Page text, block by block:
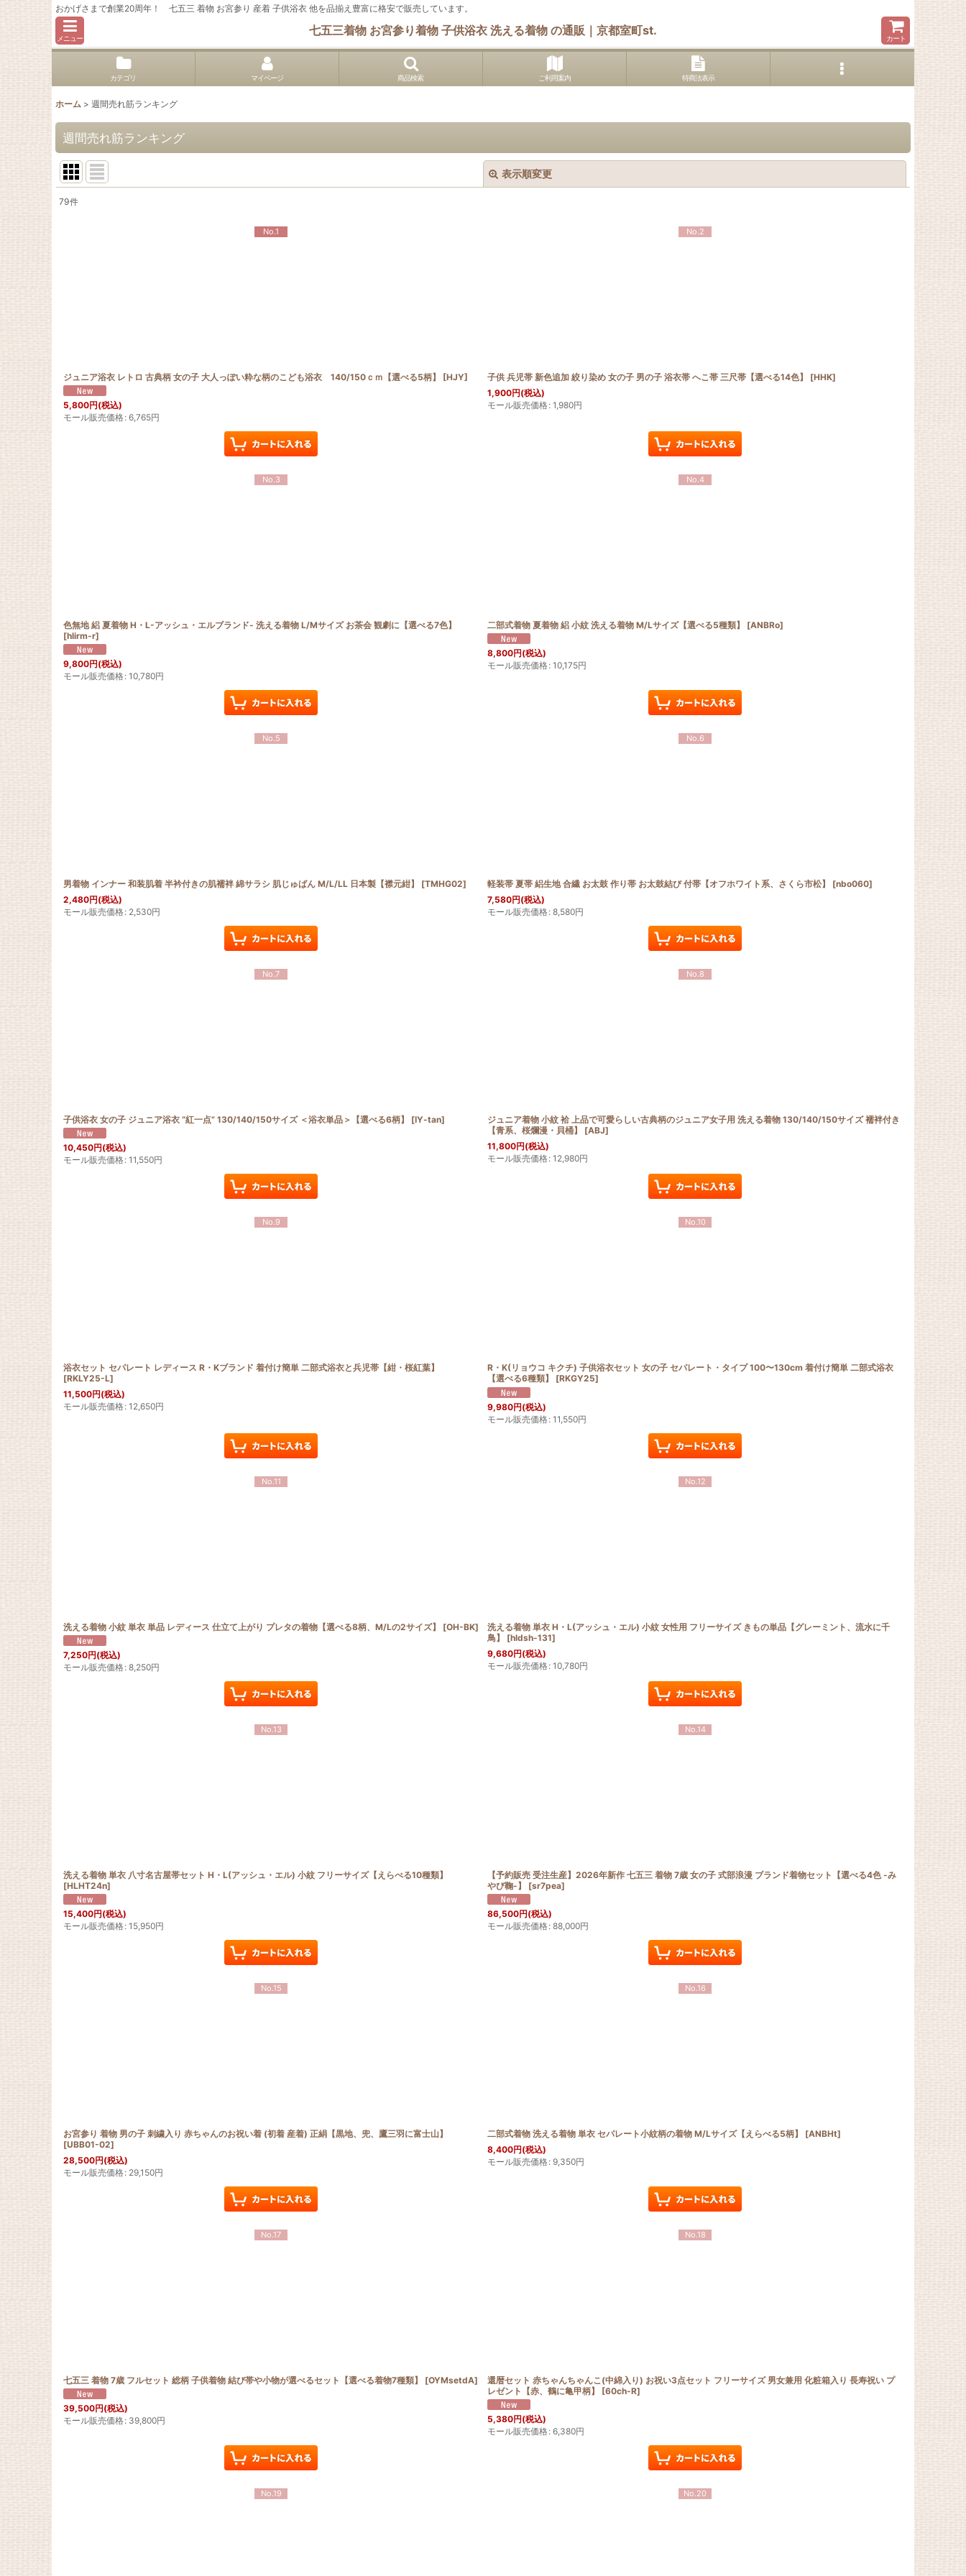
おかげさまで創業20周年！ 七五三 着物 お宮参り 産着 子供浴衣 他を品揃え豊富に格安で販売しています。
メニュー
七五三着物 お宮参り着物 子供浴衣 洗える着物 の通販｜京都室町st.
カート
カテゴリ マイページ 商品検索 ご利用案内 特商法表示
ホーム > 週間売れ筋ランキング
週間売れ筋ランキング
表示順変更
79件
No.1
ジュニア浴衣 レトロ 古典柄 女の子 大人っぽい粋な柄のこども浴衣 140/150ｃｍ【選べる5柄】 [HJY]
5,800円(税込)
モール販売価格: 6,765円
No.2
子供 兵児帯 新色追加 絞り染め 女の子 男の子 浴衣帯 へこ帯 三尺帯【選べる14色】 [HHK]
1,900円(税込)
モール販売価格: 1,980円
No.3
色無地 絽 夏着物 H・L-アッシュ・エルブランド- 洗える着物 L/Mサイズ お茶会 観劇に【選べる7色】
[hlirm-r]
9,800円(税込)
モール販売価格: 10,780円
No.4
二部式着物 夏着物 絽 小紋 洗える着物 M/Lサイズ【選べる5種類】 [ANBRo]
8,800円(税込)
モール販売価格: 10,175円
No.5
男着物 インナー 和装肌着 半衿付きの肌襦袢 綿サラシ 肌じゅばん M/L/LL 日本製【襟元紺】 [TMHG02]
2,480円(税込)
モール販売価格: 2,530円
No.6
軽装帯 夏帯 絽生地 合繊 お太鼓 作り帯 お太鼓結び 付帯【オフホワイト系、さくら市松】 [nbo060]
7,580円(税込)
モール販売価格: 8,580円
No.7
子供浴衣 女の子 ジュニア浴衣 “紅一点” 130/140/150サイズ ＜浴衣単品＞【選べる6柄】 [IY-tan]
10,450円(税込)
モール販売価格: 11,550円
No.8
ジュニア着物 小紋 袷 上品で可愛らしい古典柄のジュニア女子用 洗える着物 130/140/150サイズ 襦袢付き
【青系、桜爛漫・貝桶】
[ABJ]
11,800円(税込)
モール販売価格: 12,980円
No.9
浴衣セット セパレート レディース R・Kブランド 着付け簡単 二部式浴衣と兵児帯【紺・桜紅葉】
[RKLY25-L]
11,500円(税込)
モール販売価格: 12,650円
No.10
R・K(リョウコ キクチ) 子供浴衣セット 女の子 セパレート・タイプ 100〜130cm 着付け簡単 二部式浴衣
【選べる6種類】
[RKGY25]
9,980円(税込)
モール販売価格: 11,550円
No.11
洗える着物 小紋 単衣 単品 レディース 仕立て上がり プレタの着物【選べる8柄、M/Lの2サイズ】 [OH-BK]
7,250円(税込)
モール販売価格: 8,250円
No.12
洗える着物 単衣 H・L(アッシュ・エル) 小紋 女性用 フリーサイズ きもの単品【グレーミント、流水に千
鳥】
[hldsh-131]
9,680円(税込)
モール販売価格: 10,780円
No.13
洗える着物 単衣 八寸名古屋帯セット H・L(アッシュ・エル) 小紋 フリーサイズ【えらべる10種類】
[HLHT24n]
15,400円(税込)
モール販売価格: 15,950円
No.14
【予約販売 受注生産】2026年新作 七五三 着物 7歳 女の子 式部浪漫 ブランド着物セット【選べる4色 -み
やび鞠-】
[sr7pea]
86,500円(税込)
モール販売価格: 88,000円
No.15
お宮参り 着物 男の子 刺繍入り 赤ちゃんのお祝い着 (初着 産着) 正絹【黒地、兜、鷹三羽に富士山】
[UBB01-02]
28,500円(税込)
モール販売価格: 29,150円
No.16
二部式着物 洗える着物 単衣 セパレート小紋柄の着物 M/Lサイズ【えらべる5柄】 [ANBHt]
8,400円(税込)
モール販売価格: 9,350円
No.17
七五三 着物 7歳 フルセット 総柄 子供着物 結び帯や小物が選べるセット【選べる着物7種類】 [OYMsetdA]
39,500円(税込)
モール販売価格: 39,800円
No.18
還暦セット 赤ちゃんちゃんこ(中綿入り) お祝い3点セット フリーサイズ 男女兼用 化粧箱入り 長寿祝い プ
レゼント【赤、鶴に亀甲柄】
[60ch-R]
5,380円(税込)
モール販売価格: 6,380円
No.19 No.20